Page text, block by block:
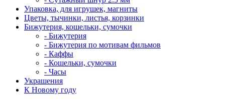
Упаковка, для игрушек, магниты
Цветы, тычинки, листья, корзинки
Бижутерия, кошельки, сумочки
- Бижутерия
- Бижутерия по мотивам фильмов
- Каффы
- Кошельки, сумочки
- Часы
Украшения
К Новому году